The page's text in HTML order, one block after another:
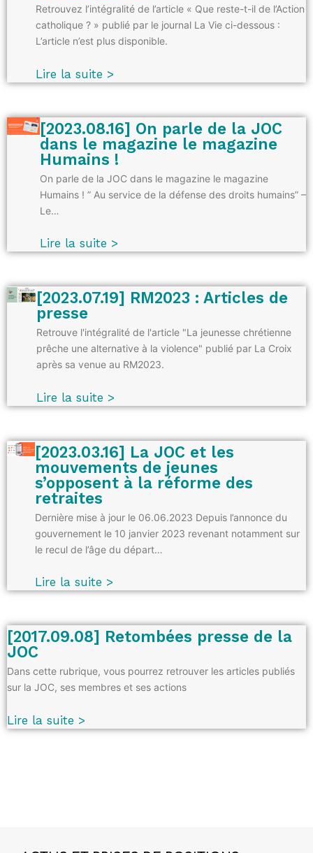
Retrouvez l’intégralité de l’article « Que reste-t-il de l’Action
catholique ? » publié par le journal La Vie ci-dessous :
L’article n’est plus disponible.
Lire la suite >
[2023.08.16] On parle de la JOC
dans le magazine le magazine
Humains !
On parle de la JOC dans le magazine le magazine
Humains ! ” Au service de la défense des droits humains” –
Le…
Lire la suite >
[2023.07.19] RM2023 : Articles de
presse
Retrouve l'intégralité de l'article "La jeunesse chrétienne
prêche une alternative à la violence" publié par La Croix
après sa venue au RM2023.
Lire la suite >
[2023.03.16] La JOC et les
mouvements de jeunes
s’opposent à la réforme des
retraites
Dernière mise à jour le 06.06.2023 Depuis l’annonce du
gouvernement le 10 janvier 2023 revenant notamment sur
le recul de l’âge du départ…
Lire la suite >
[2017.09.08] Retombées presse de la
JOC
Dans cette rubrique, vous pourrez retrouver les articles publiés
sur la JOC, ses membres et ses actions
Lire la suite >